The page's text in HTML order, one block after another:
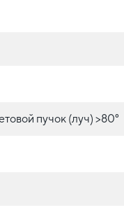
пучок (луч) >80°